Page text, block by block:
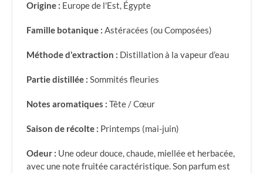
Origine : Europe de l'Est, Égypte
Famille botanique : Astéracées (ou Composées)
Méthode d'extraction : Distillation à la vapeur d’eau
Partie distillée : Sommités fleuries
Notes aromatiques : Tête / Cœur
Saison de récolte : Printemps (mai-juin)
Odeur : Une odeur douce, chaude, miellée et herbacée,
avec une note fruitée caractéristique. Son parfum est